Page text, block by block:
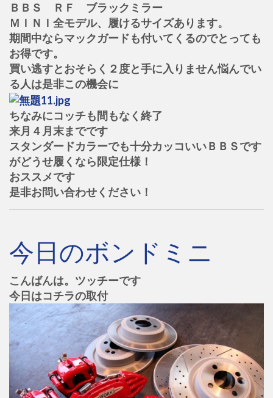
ＢＢＳ ＲＦ ブラックミラー
ＭＩＮＩ全モデル、履けるサイズあります。
期間中ならマックガードも付いてくるのでとっても
お得です。
買い逃すとおそらく２度と手に入りません悩んでい
る人は是非この機会に
ちなみにコッチも間もなく終了
来月４月末までです
スタンダードカラーでも十分カッコいいＢＢＳです
がどうせ履くなら限定仕様！
おススメです
是非お問い合わせください！
今日のボンドミニ
こんばんは。ツッチーです
今日はコチラの取付